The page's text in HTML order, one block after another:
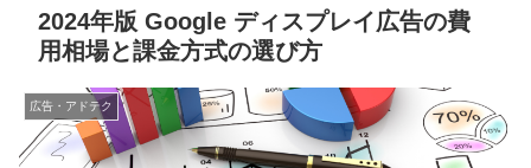
2024年版 Google ディスプレイ広告の費
用相場と課金方式の選び方
広告・アドテク